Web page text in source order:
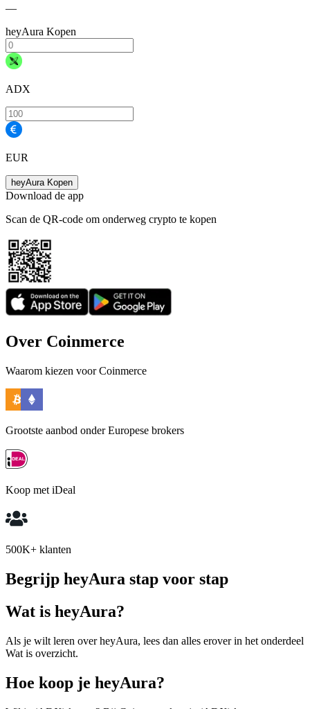
—
heyAura Kopen
ADX
EUR
heyAura Kopen
Download de app
Scan de QR-code om onderweg crypto te kopen
Over Coinmerce
Waarom kiezen voor Coinmerce
Grootste aanbod onder Europese brokers
Koop met iDeal
500K+ klanten
Begrijp heyAura stap voor stap
Wat is heyAura?
Als je wilt leren over heyAura, lees dan alles erover in het onderdeel
Wat is overzicht.
Hoe koop je heyAura?